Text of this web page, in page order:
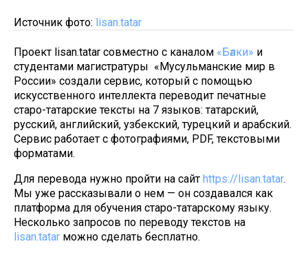
Источник фото: lisan.tatar
Проект lisan.tatar совместно с каналом «Бәлки» и
студентами магистратуры «Мусульманские мир в
России» создали сервис, который с помощью
искусственного интеллекта переводит печатные
старо-татарские тексты на 7 языков: татарский,
русский, английский, узбекский, турецкий и арабский.
Сервис работает с фотографиями, PDF, текстовыми
форматами.
Для перевода нужно пройти на сайт https://lisan.tatar.
Мы уже рассказывали о нем — он создавался как
платформа для обучения старо-татарскому языку.
Несколько запросов по переводу текстов на
lisan.tatar можно сделать бесплатно.